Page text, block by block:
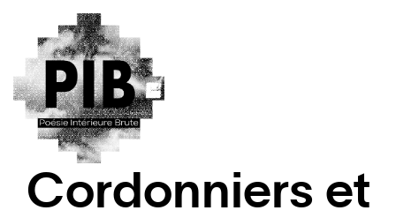
Cordonniers et